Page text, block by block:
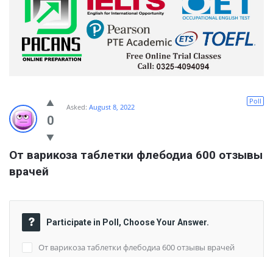
0
Poll
Asked: August 8, 2022
От варикоза таблетки флебодиа 600 отзывы
врачей
Participate in Poll, Choose Your Answer.
От варикоза таблетки флебодиа 600 отзывы врачей